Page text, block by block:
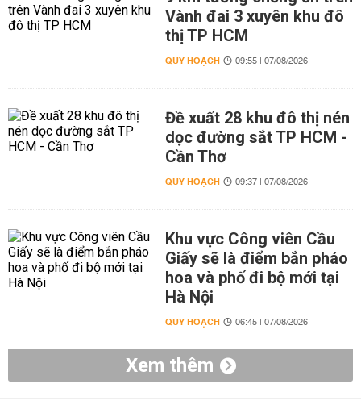
Vành đai 3 xuyên khu đô
thị TP HCM
QUY HOẠCH 09:55 | 07/08/2026
Đề xuất 28 khu đô thị nén
dọc đường sắt TP HCM -
Cần Thơ
QUY HOẠCH 09:37 | 07/08/2026
Khu vực Công viên Cầu
Giấy sẽ là điểm bắn pháo
hoa và phố đi bộ mới tại
Hà Nội
QUY HOẠCH 06:45 | 07/08/2026
Xem thêm